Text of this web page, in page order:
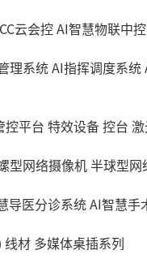
云会控AI智慧物联中
理系统AI指挥调度系统
控平台 特效设备控台
型网络摄像机半球型网
导医分诊系统AI智慧手
线材 多媒体桌插系列